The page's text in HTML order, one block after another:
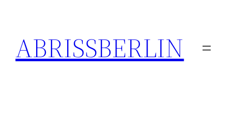
springen
ABRISSBERLIN